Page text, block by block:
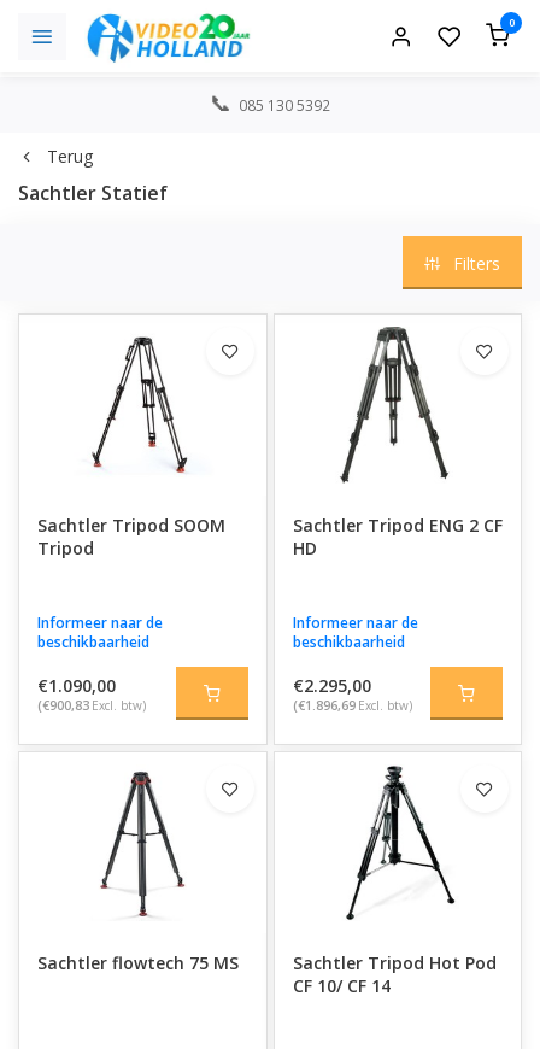
0
085 130 5392
Terug
Sachtler Statief
Filters
Sachtler Tripod SOOM
Tripod
Informeer naar de
beschikbaarheid
€1.090,00
(€900,83 Excl. btw)
Sachtler Tripod ENG 2 CF
HD
Informeer naar de
beschikbaarheid
€2.295,00
(€1.896,69 Excl. btw)
Sachtler flowtech 75 MS
Sachtler Tripod Hot Pod
CF 10/ CF 14